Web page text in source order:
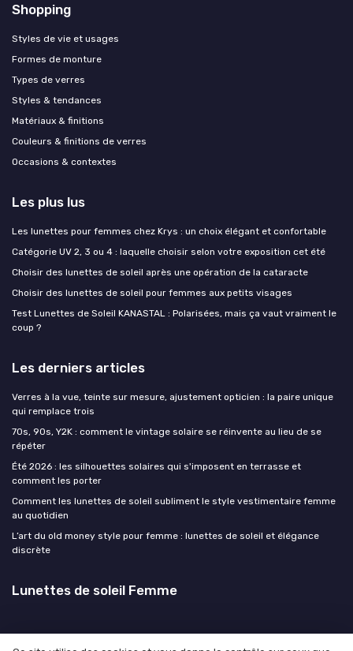
Shopping
Styles de vie et usages
Formes de monture
Types de verres
Styles & tendances
Matériaux & finitions
Couleurs & finitions de verres
Occasions & contextes
Les plus lus
Les lunettes pour femmes chez Krys : un choix élégant et confortable
Catégorie UV 2, 3 ou 4 : laquelle choisir selon votre exposition cet été
Choisir des lunettes de soleil après une opération de la cataracte
Choisir des lunettes de soleil pour femmes aux petits visages
Test Lunettes de Soleil KANASTAL : Polarisées, mais ça vaut vraiment le
coup ?
Les derniers articles
Verres à la vue, teinte sur mesure, ajustement opticien : la paire unique
qui remplace trois
70s, 90s, Y2K : comment le vintage solaire se réinvente au lieu de se
répéter
Été 2026 : les silhouettes solaires qui s'imposent en terrasse et
comment les porter
Comment les lunettes de soleil subliment le style vestimentaire femme
au quotidien
L’art du old money style pour femme : lunettes de soleil et élégance
discrète
Lunettes de soleil Femme